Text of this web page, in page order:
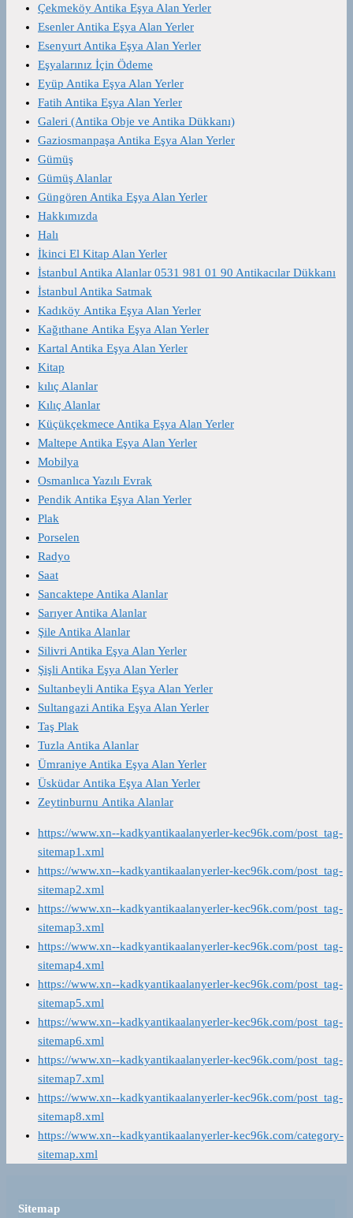
Çekmeköy Antika Eşya Alan Yerler
Esenler Antika Eşya Alan Yerler
Esenyurt Antika Eşya Alan Yerler
Eşyalarınız İçin Ödeme
Eyüp Antika Eşya Alan Yerler
Fatih Antika Eşya Alan Yerler
Galeri (Antika Obje ve Antika Dükkanı)
Gaziosmanpaşa Antika Eşya Alan Yerler
Gümüş
Gümüş Alanlar
Güngören Antika Eşya Alan Yerler
Hakkımızda
Halı
İkinci El Kitap Alan Yerler
İstanbul Antika Alanlar 0531 981 01 90 Antikacılar Dükkanı
İstanbul Antika Satmak
Kadıköy Antika Eşya Alan Yerler
Kağıthane Antika Eşya Alan Yerler
Kartal Antika Eşya Alan Yerler
Kitap
kılıç Alanlar
Kılıç Alanlar
Küçükçekmece Antika Eşya Alan Yerler
Maltepe Antika Eşya Alan Yerler
Mobilya
Osmanlıca Yazılı Evrak
Pendik Antika Eşya Alan Yerler
Plak
Porselen
Radyo
Saat
Sancaktepe Antika Alanlar
Sarıyer Antika Alanlar
Şile Antika Alanlar
Silivri Antika Eşya Alan Yerler
Şişli Antika Eşya Alan Yerler
Sultanbeyli Antika Eşya Alan Yerler
Sultangazi Antika Eşya Alan Yerler
Taş Plak
Tuzla Antika Alanlar
Ümraniye Antika Eşya Alan Yerler
Üsküdar Antika Eşya Alan Yerler
Zeytinburnu Antika Alanlar
https://www.xn--kadkyantikaalanyerler-kec96k.com/post_tag-
sitemap1.xml
https://www.xn--kadkyantikaalanyerler-kec96k.com/post_tag-
sitemap2.xml
https://www.xn--kadkyantikaalanyerler-kec96k.com/post_tag-
sitemap3.xml
https://www.xn--kadkyantikaalanyerler-kec96k.com/post_tag-
sitemap4.xml
https://www.xn--kadkyantikaalanyerler-kec96k.com/post_tag-
sitemap5.xml
https://www.xn--kadkyantikaalanyerler-kec96k.com/post_tag-
sitemap6.xml
https://www.xn--kadkyantikaalanyerler-kec96k.com/post_tag-
sitemap7.xml
https://www.xn--kadkyantikaalanyerler-kec96k.com/post_tag-
sitemap8.xml
https://www.xn--kadkyantikaalanyerler-kec96k.com/category-
sitemap.xml
Sitemap